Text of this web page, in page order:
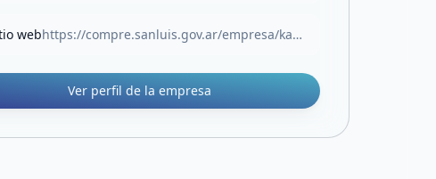
web https://compre.sanluis.gov.ar/empresa/karina-cajeao-estetica-y-moda
Ver perfil de la empresa